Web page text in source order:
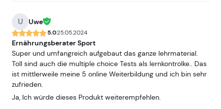
U Uwe
5.025.05.2024
Ernährungsberater Sport
Super und umfangreich aufgebaut das ganze lehrmaterial.
Toll sind auch die multiple choice Tests als lernkontrolke.. Das
ist mittlerweile meine 5 online Weiterbildung und ich bin sehr
zufrieden.
Ja, Ich würde dieses Produkt weiterempfehlen.